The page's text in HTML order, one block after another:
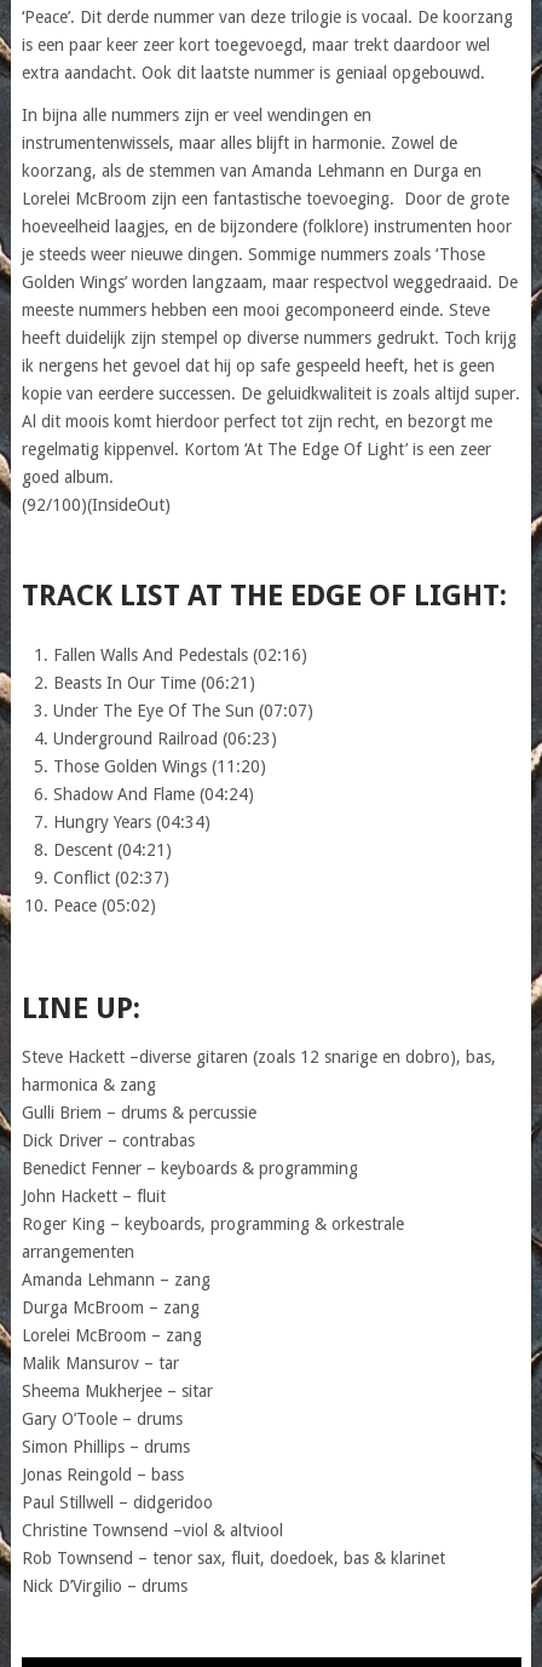
‘Peace’. Dit derde nummer van deze trilogie is vocaal. De koorzang
is een paar keer zeer kort toegevoegd, maar trekt daardoor wel
extra aandacht. Ook dit laatste nummer is geniaal opgebouwd.
In bijna alle nummers zijn er veel wendingen en
instrumentenwissels, maar alles blijft in harmonie. Zowel de
koorzang, als de stemmen van Amanda Lehmann en Durga en
Lorelei McBroom zijn een fantastische toevoeging. Door de grote
hoeveelheid laagjes, en de bijzondere (folklore) instrumenten hoor
je steeds weer nieuwe dingen. Sommige nummers zoals ‘Those
Golden Wings’ worden langzaam, maar respectvol weggedraaid. De
meeste nummers hebben een mooi gecomponeerd einde. Steve
heeft duidelijk zijn stempel op diverse nummers gedrukt. Toch krijg
ik nergens het gevoel dat hij op safe gespeeld heeft, het is geen
kopie van eerdere successen. De geluidkwaliteit is zoals altijd super.
Al dit moois komt hierdoor perfect tot zijn recht, en bezorgt me
regelmatig kippenvel. Kortom ‘At The Edge Of Light’ is een zeer
goed album.
(92/100)(InsideOut)
TRACK LIST AT THE EDGE OF LIGHT:
Fallen Walls And Pedestals (02:16)
Beasts In Our Time (06:21)
Under The Eye Of The Sun (07:07)
Underground Railroad (06:23)
Those Golden Wings (11:20)
Shadow And Flame (04:24)
Hungry Years (04:34)
Descent (04:21)
Conflict (02:37)
Peace (05:02)
LINE UP:
Steve Hackett –diverse gitaren (zoals 12 snarige en dobro), bas,
harmonica & zang
Gulli Briem – drums & percussie
Dick Driver – contrabas
Benedict Fenner – keyboards & programming
John Hackett – fluit
Roger King – keyboards, programming & orkestrale
arrangementen
Amanda Lehmann – zang
Durga McBroom – zang
Lorelei McBroom – zang
Malik Mansurov – tar
Sheema Mukherjee – sitar
Gary O’Toole – drums
Simon Phillips – drums
Jonas Reingold – bass
Paul Stillwell – didgeridoo
Christine Townsend –viol & altviool
Rob Townsend – tenor sax, fluit, doedoek, bas & klarinet
Nick D’Virgilio – drums